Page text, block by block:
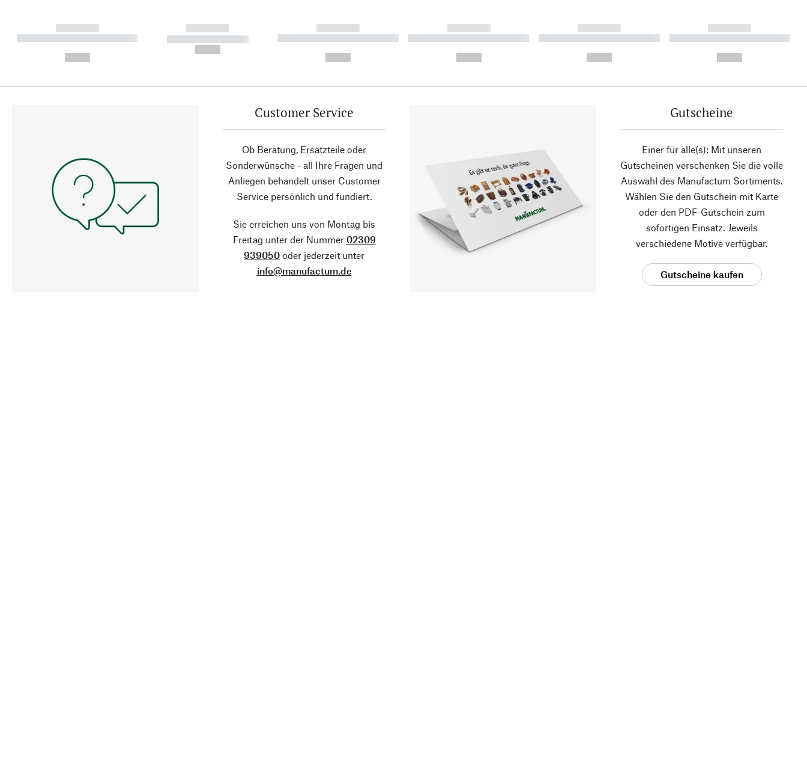
------------
----------- ----------- ----------
------------
----------- -----------
------------
----------- ----------- ----------
------------
----------- ----------- ----------
------------
----------- ----------- ----------
------------
----------- ----------- ----------
Customer Service
Ob Beratung, Ersatzteile oder
Sonderwünsche - all Ihre Fragen und
Anliegen behandelt unser Customer
Service persönlich und fundiert.
Sie erreichen uns von Montag bis
Freitag unter der Nummer 02309
939050 oder jederzeit unter
info@manufactum.de
Gutscheine
Einer für alle(s): Mit unseren
Gutscheinen verschenken Sie die volle
Auswahl des Manufactum Sortiments.
Wählen Sie den Gutschein mit Karte
oder den PDF-Gutschein zum
sofortigen Einsatz. Jeweils
verschiedene Motive verfügbar.
Gutscheine kaufen